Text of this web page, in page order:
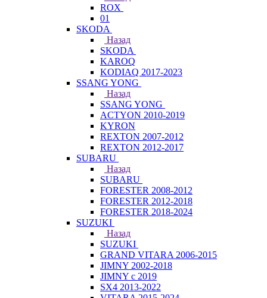
ROX
01
SKODA
Назад
SKODA
KAROQ
KODIAQ 2017-2023
SSANG YONG
Назад
SSANG YONG
ACTYON 2010-2019
KYRON
REXTON 2007-2012
REXTON 2012-2017
SUBARU
Назад
SUBARU
FORESTER 2008-2012
FORESTER 2012-2018
FORESTER 2018-2024
SUZUKI
Назад
SUZUKI
GRAND VITARA 2006-2015
JIMNY 2002-2018
JIMNY с 2019
SX4 2013-2022